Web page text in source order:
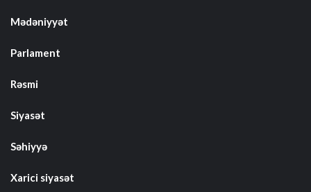
Mədəniyyət
Parlament
Rəsmi
Siyasət
Səhiyyə
Xarici siyasət